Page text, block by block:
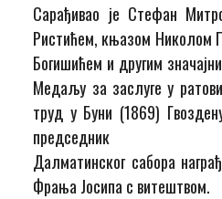
Сарађивао је Стефан
Ристићем, књазом Николом
Богишићем и другим
Медаљу за заслуге у
труд у Буни (1869)
председник
Далматинског сабора
Фрања Јосипа с витештвом.